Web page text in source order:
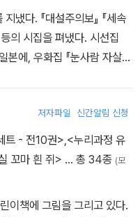
냈다. 『대설주의보』 『세속
등의 시집을 펴냈다. 시선집
본에, 우화집 『눈사람 자살사
저자파일 신간알림 신청
트 - 전10권>,<누리과정 유
꼬마 흰 쥐> … 총 34종 (모
이책에 그림을 그리고 있다.